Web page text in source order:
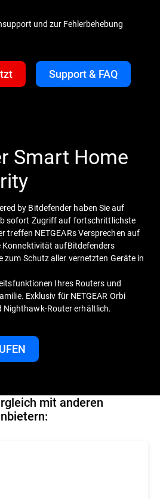
und zur Fehlerbehebung
Support & FAQ
Smart Home
by Bitdefender haben Sie auf
sofort Zugriff auf fortschrittlichste
treffen NETGEARs Versprechen auf
aufBitdefenders
zum Schutz aller vernetzten Geräte in
Ihres Routers und
Exklusiv für NETGEAR Orbi
Nighthawk-Router erhältlich.
mit anderen